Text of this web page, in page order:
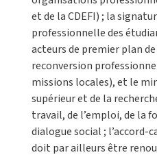
et de la CDEFI) ; la
professionnelle des
acteurs de premier plan
reconversion
missions locales), et le
supérieur et de la
travail, de l’emploi, de la
dialogue social ; l’accord-
doit par ailleurs être